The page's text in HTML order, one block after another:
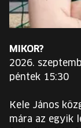
KOSÁR
MIKOR?
2026.
péntek 15:30
Kele János
mára az egyik